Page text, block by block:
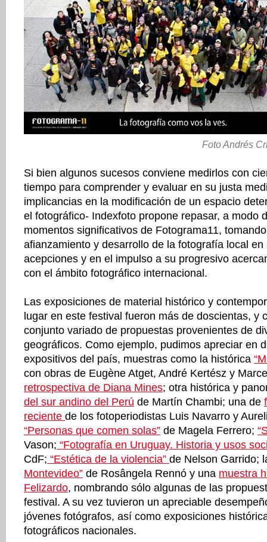
Foto Andrés
Si bien algunos sucesos conviene medirlos con
tiempo para comprender y evaluar en su justa
implicancias en la modificación de un espacio
el fotográfico- Indexfoto propone repasar, a modo
momentos significativos de Fotograma11,
afianzamiento y desarrollo de la fotografía local
acepciones y en el impulso a su progresivo
con el ámbito fotográfico internacional.
Las exposiciones de material histórico y
lugar en este festival fueron más de doscientas, y
conjunto variado de propuestas provenientes de
geográficos. Como ejemplo, pudimos apreciar en
expositivos del país, muestras como la histórica
con obras de Eugène Atget, André Kertész y
retrospectiva de Diana Mines; otra histórica y
del sur andino del Perú de Martín Chambi; una de
reciente de los fotoperiodistas Luis Navarro y
“Personas que comen solas” de Magela Ferrero;
Vason; “Fotografía en Uruguay. Historia y usos
CdF; “Estética de la violencia” de Nelson Garrido;
Montevideo” de Rosângela Rennó y una muestra
Felizardo, nombrando sólo algunas de las
festival. A su vez tuvieron un apreciable
jóvenes fotógrafos, así como exposiciones
fotográficos nacionales.